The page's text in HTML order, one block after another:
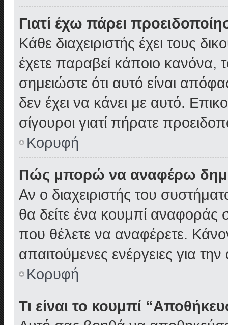
Γιατί έχω πάρει
Κάθε διαχειριστής έχει τους
έχετε παραβεί κάποιο κανόνα,
σημειώστε ότι αυτό είναι
δεν έχει να κάνει με αυτό.
σίγουροι γιατί πήρατε
Κορυφή
Πώς μπορώ να αναφέρω
Αν ο διαχειριστής του
θα δείτε ένα κουμπί αναφοράς
που θέλετε να αναφέρετε.
απαιτούμενες ενέργειες για
Κορυφή
Τι είναι το κουμπί